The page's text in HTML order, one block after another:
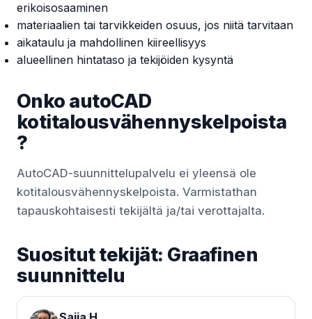
erikoisosaaminen
materiaalien tai tarvikkeiden osuus, jos niitä tarvitaan
aikataulu ja mahdollinen kiireellisyys
alueellinen hintataso ja tekijöiden kysyntä
Onko autoCAD
kotitalousvähennyskelpoista
?
AutoCAD-suunnittelupalvelu ei yleensä ole
kotitalousvähennyskelpoista. Varmistathan
tapauskohtaisesti tekijältä ja/tai verottajalta.
Suositut tekijät: Graafinen
suunnittelu